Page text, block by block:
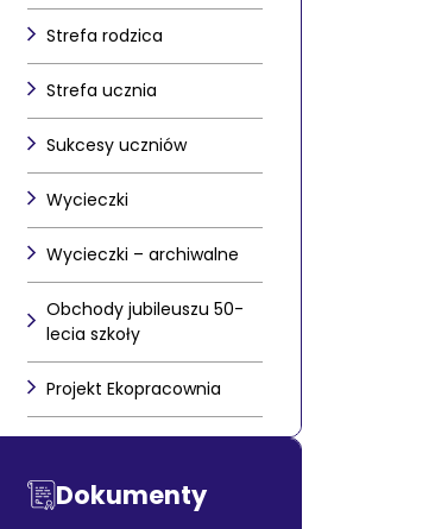
Strefa rodzica
Strefa ucznia
Sukcesy uczniów
Wycieczki
Wycieczki – archiwalne
Obchody jubileuszu 50-
lecia szkoły
Projekt Ekopracownia
Dokumenty